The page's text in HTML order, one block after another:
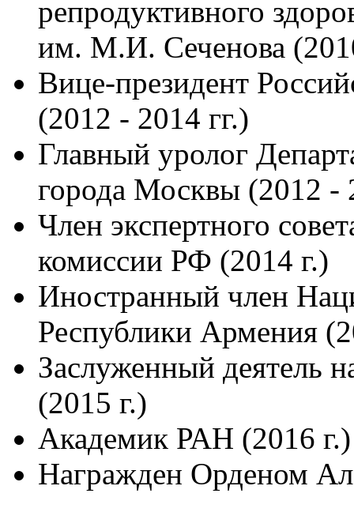
репродуктивного
им. М.И. Сеченова
Вице-президент
(2012 - 2014 гг.)
Главный уролог
города Москвы (2012 -
Член экспертного
комиссии РФ (2014 г.)
Иностранный член
Республики Армения
Заслуженный деятель
(2015 г.)
Академик РАН (2016 г.)
Награжден Орденом